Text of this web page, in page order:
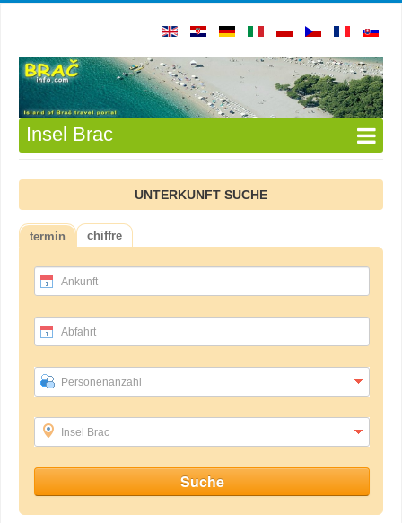
Insel Brac
UNTERKUNFT SUCHE
termin chiffre
Ankunft
Abfahrt
Personenanzahl
Insel Brac